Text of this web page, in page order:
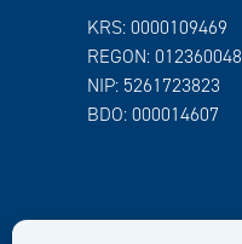
KRS: 0000109469
REGON: 012360048
NIP: 5261723823
BDO: 000014607